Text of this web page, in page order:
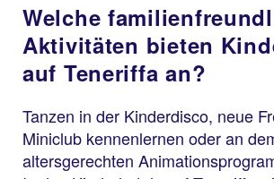
Welche
Aktivitäten bieten
auf Teneriffa an?
Tanzen in der Kinderdisco, neue
Miniclub kennenlernen oder an
altersgerechten